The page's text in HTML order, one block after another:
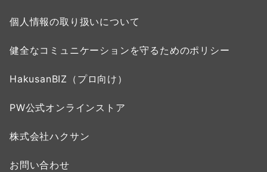
個人情報の取り扱いについて
健全なコミュニケーションを守るためのポリシー
HakusanBIZ（プロ向け）
PW公式オンラインストア
株式会社ハクサン
お問い合わせ